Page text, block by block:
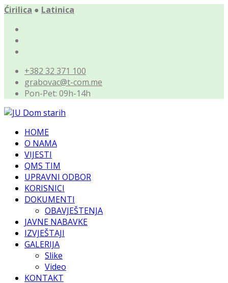
Ćirilica ● Latinica
+382 32 371 100
grabovac@t-com.me
Pon-Pet: 09h-14h
HOME
O NAMA
VIJESTI
QMS TIM
UPRAVNI ODBOR
KORISNICI
DOKUMENTI
OBAVJEŠTENJA
JAVNE NABAVKE
IZVJEŠTAJI
GALERIJA
Slike
Video
KONTAKT